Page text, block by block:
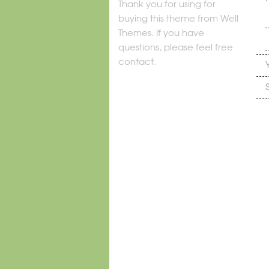
Thank you for using for
buying this theme from Well
Themes. If you have
questions, please feel free
contact.